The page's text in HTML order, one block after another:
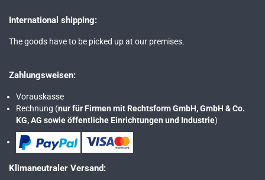
International shipping:
The goods have to be picked up at our premises.
Zahlungsweisen:
Vorauskasse
Rechnung (nur für Firmen mit Rechtsform GmbH, GmbH & Co.
KG, AG sowie öffentliche Einrichtungen und Industrie)
Klimaneutraler Versand: